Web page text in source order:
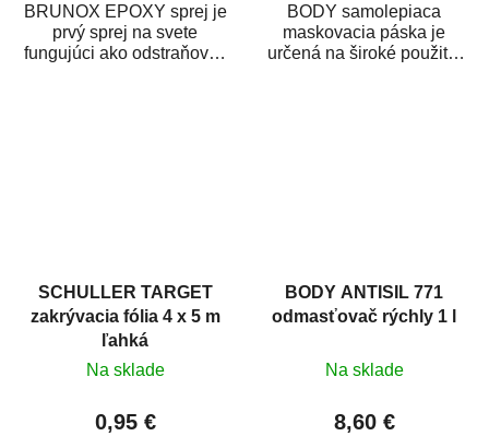
BRUNOX EPOXY sprej je
prvý sprej na svete
fungujúci ako odstraňovač
BODY samolepiaca
maskovacia páska je
určená na široké použitie
SCHULLER TARGET
zakrývacia fólia 4 x 5 m
ľahká
Na sklade
0,95 €
BODY ANTISIL 771
odmasťovač rýchly 1 l
Na sklade
8,60 €